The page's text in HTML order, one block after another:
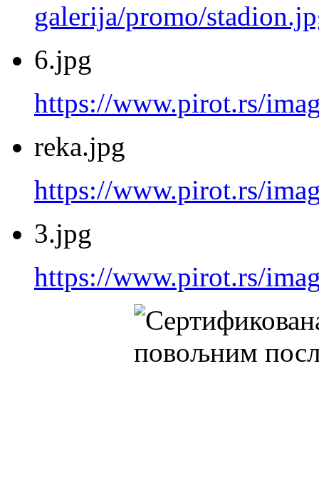
galerija/promo/
6.jpg
https://www.pirot.rs/
reka.jpg
https://www.pirot.rs/
3.jpg
https://www.pirot.rs/